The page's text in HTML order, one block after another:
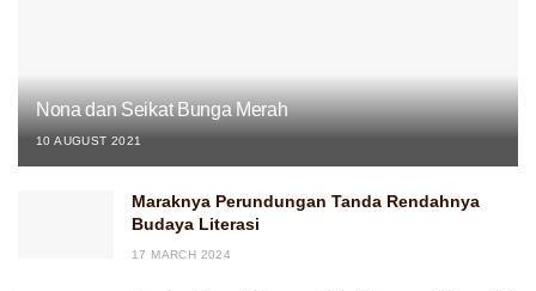
Nona dan Seikat Bunga Merah
10 AUGUST 2021
Maraknya Perundungan Tanda Rendahnya
Budaya Literasi
17 MARCH 2024